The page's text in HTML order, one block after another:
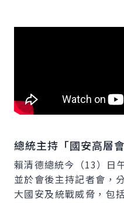
總統主持「國安高層
賴清德總統今（13）日
並於會後主持記者會，
大國安及統戰威脅，包